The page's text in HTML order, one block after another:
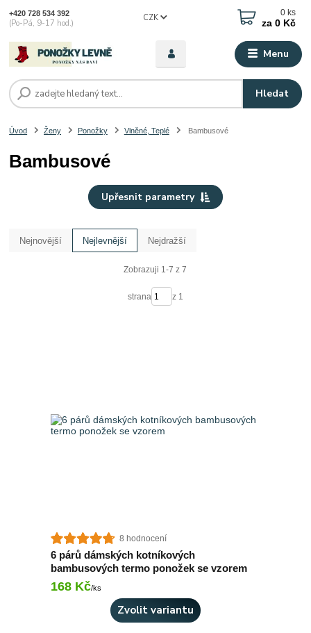
Menu
CZK
Hledat
+420 728 534 392
(Po-Pá, 9-17 hod.)
0 ks
za 0 Kč
Úvod Ženy Ponožky Vlněné, Teplé Bambusové
Bambusové
Upřesnit parametry
Nejnovější Nejlevnější Nejdražší
Zobrazuji 1-7 z 7
strana z 1
8 hodnocení
6 párů dámských kotníkových
bambusových termo ponožek se vzorem
168 Kč/ks
Zvolit variantu